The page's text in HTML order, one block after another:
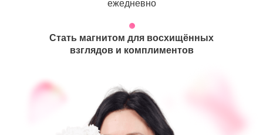
ежедневно
Стать магнитом для восхищённых
взглядов и комплиментов